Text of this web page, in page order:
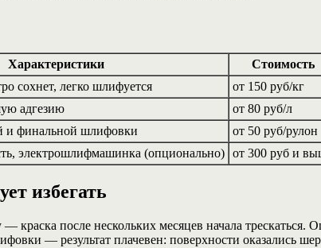
Характеристики
Стоимость
сохнет, легко шлифуется
от 150 руб/кг
адгезию
от 80 руб/л
и финальной шлифовки
от 50 руб/рулон
электрошлифмашинка (опционально) от 300 руб и
избегать
после нескольких месяцев начала трескаться.
— результат плачевен: поверхности оказались